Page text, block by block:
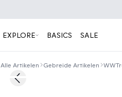
EXPLORE BASICS SALE
Artikelen Gebreide Artikelen
60%Previous slide